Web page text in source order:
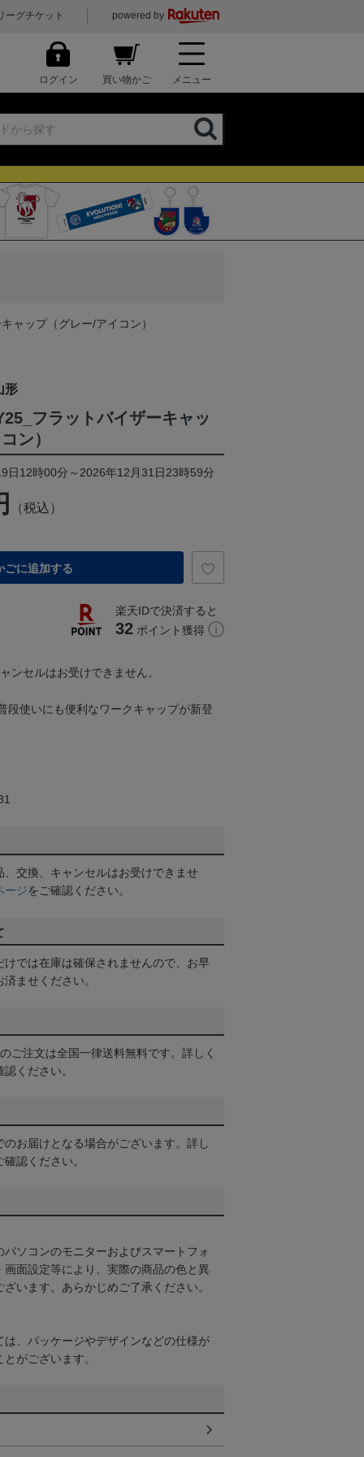
ーグチケット powered by
ログイン 買い物かご メニュー
ャップ（グレー/アイコン）
形
フラットバイザーキャッ
ン）
日12時00分～2026年12月31日23時59分
（税込）
ごに追加する
楽天IDで決済すると
32 ポイント獲得
ンセルはお受けできません。
段使いにも便利なワークキャップが新登
交換、キャンセルはお受けできませ
ージをご確認ください。
けでは在庫は確保されませんので、お早
ませください。
ご注文は全国一律送料無料です。詳しく
認ください。
お届けとなる場合がございます。詳し
確認ください。
ソコンのモニターおよびスマートフォ
画面設定等により、実際の商品の色と異
います。あらかじめご了承ください。
は、パッケージやデザインなどの仕様が
がございます。